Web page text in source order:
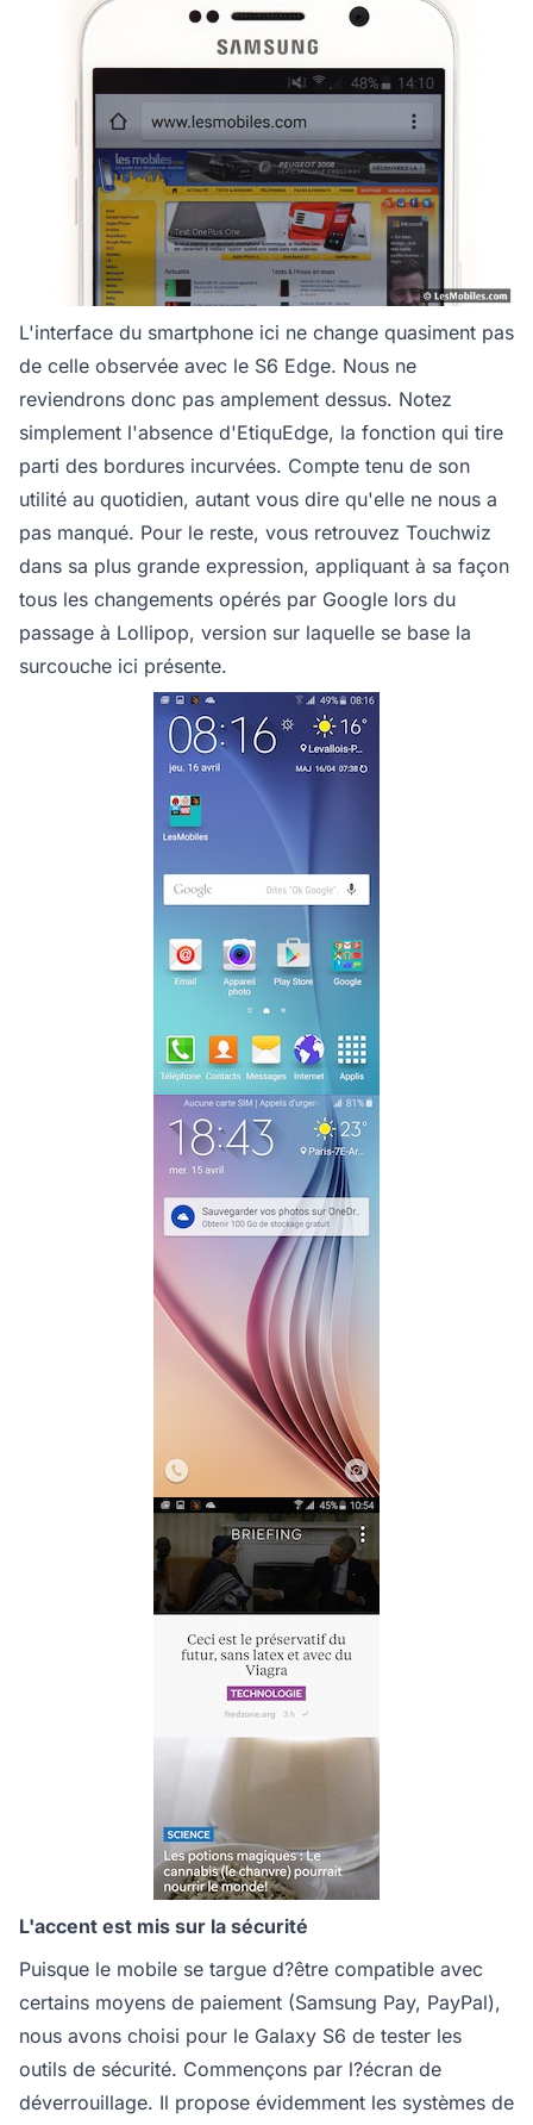
L'interface du smartphone ici ne change quasiment pas
de celle observée avec le S6 Edge. Nous ne
reviendrons donc pas amplement dessus. Notez
simplement l'absence d'EtiquEdge, la fonction qui tire
parti des bordures incurvées. Compte tenu de son
utilité au quotidien, autant vous dire qu'elle ne nous a
pas manqué. Pour le reste, vous retrouvez Touchwiz
dans sa plus grande expression, appliquant à sa façon
tous les changements opérés par Google lors du
passage à Lollipop, version sur laquelle se base la
surcouche ici présente.
L'accent est mis sur la sécurité
Puisque le mobile se targue d?être compatible avec
certains moyens de paiement (Samsung Pay, PayPal),
nous avons choisi pour le Galaxy S6 de tester les
outils de sécurité. Commençons par l?écran de
déverrouillage. Il propose évidemment les systèmes de